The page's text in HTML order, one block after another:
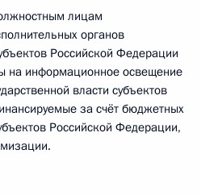
лицам
органов
Российской Федерации
на информационное освещение
власти субъектов
за счёт бюджетных
Российской Федерации,